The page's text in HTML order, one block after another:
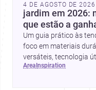
4 DE AGOSTO DE 2026
jardim em 2026:
que estão a
Um guia prático às
foco em materiais
versáteis, tecnologia
sem obras totais.
area inspiration